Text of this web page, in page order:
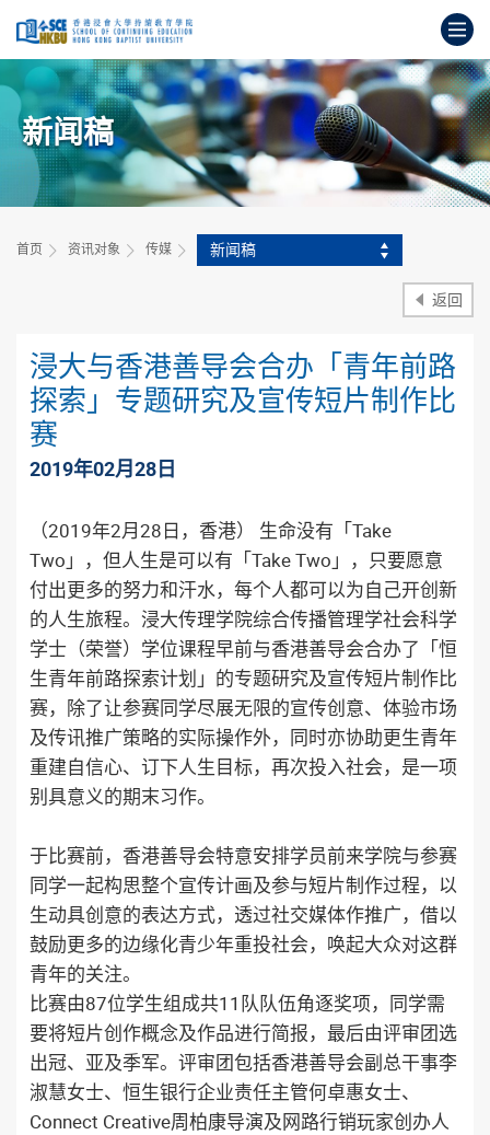
内
打
始
新闻稿
首页 资讯对象 传媒 新闻稿
返回
浸大与香港善导会合办「青年前路
探索」专题研究及宣传短片制作比
赛
2019年02月28日
（2019年2月28日，香港） 生命没有「Take
Two」，但人生是可以有「Take Two」，只要愿意
付出更多的努力和汗水，每个人都可以为自己开创新
的人生旅程。浸大传理学院综合传播管理学社会科学
学士（荣誉）学位课程早前与香港善导会合办了「恒
生青年前路探索计划」的专题研究及宣传短片制作比
赛，除了让参赛同学尽展无限的宣传创意、体验市场
及传讯推广策略的实际操作外，同时亦协助更生青年
重建自信心、订下人生目标，再次投入社会，是一项
别具意义的期末习作。
于比赛前，香港善导会特意安排学员前来学院与参赛
同学一起构思整个宣传计画及参与短片制作过程，以
生动具创意的表达方式，透过社交媒体作推广，借以
鼓励更多的边缘化青少年重投社会，唤起大众对这群
青年的关注。
比赛由87位学生组成共11队队伍角逐奖项，同学需
要将短片创作概念及作品进行简报，最后由评审团选
出冠、亚及季军。评审团包括香港善导会副总干事李
淑慧女士、恒生银行企业责任主管何卓惠女士、
Connect Creative周柏康导演及网路行销玩家创办人